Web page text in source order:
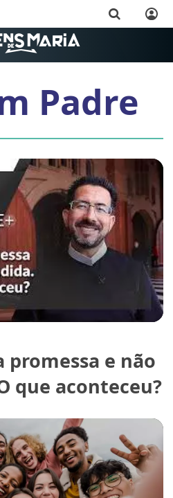
Padre
promessa e não
que aconteceu?